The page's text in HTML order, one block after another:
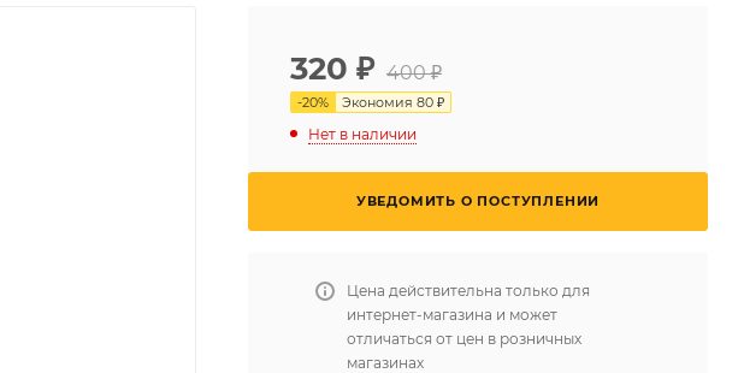
320 ₽ 400 ₽
-20% Экономия 80 ₽
Нет в наличии
УВЕДОМИТЬ О ПОСТУПЛЕНИИ
Цена действительна только для
интернет-магазина и может
отличаться от цен в розничных
магазинах